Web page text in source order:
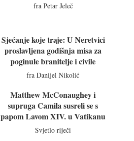
fra Petar Jeleč
Sjećanje koje traje: U Neretvici
proslavljena godišnja misa za
poginule branitelje i civile
fra Danijel Nikolić
Matthew McConaughey i
supruga Camila susreli se s
papom Lavom XIV. u Vatikanu
Svjetlo riječi